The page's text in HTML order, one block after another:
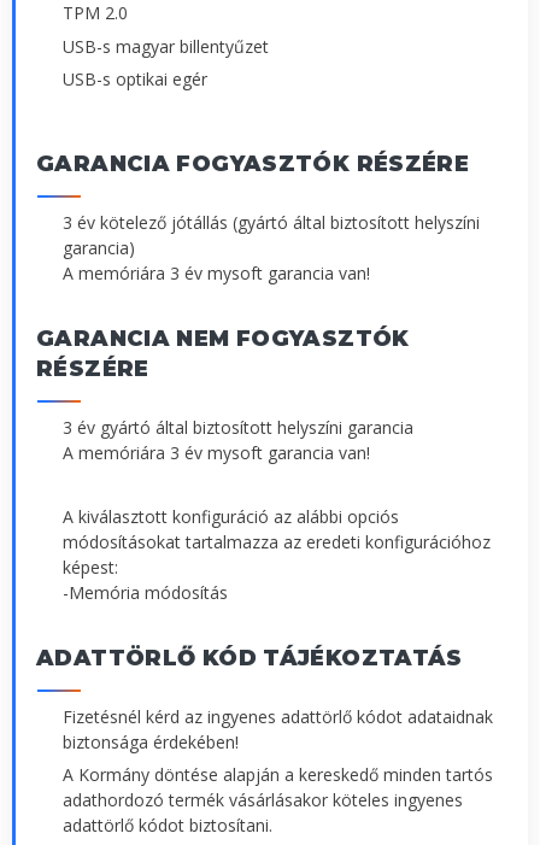
TPM 2.0
USB-s magyar billentyűzet
USB-s optikai egér
GARANCIA FOGYASZTÓK RÉSZÉRE
3 év kötelező jótállás (gyártó által biztosított helyszíni
garancia)
A memóriára 3 év mysoft garancia van!
GARANCIA NEM FOGYASZTÓK
RÉSZÉRE
3 év gyártó által biztosított helyszíni garancia
A memóriára 3 év mysoft garancia van!
A kiválasztott konfiguráció az alábbi opciós
módosításokat tartalmazza az eredeti konfigurációhoz
képest:
-Memória módosítás
ADATTÖRLŐ KÓD TÁJÉKOZTATÁS
Fizetésnél kérd az ingyenes adattörlő kódot adataidnak
biztonsága érdekében!
A Kormány döntése alapján a kereskedő minden tartós
adathordozó termék vásárlásakor köteles ingyenes
adattörlő kódot biztosítani.